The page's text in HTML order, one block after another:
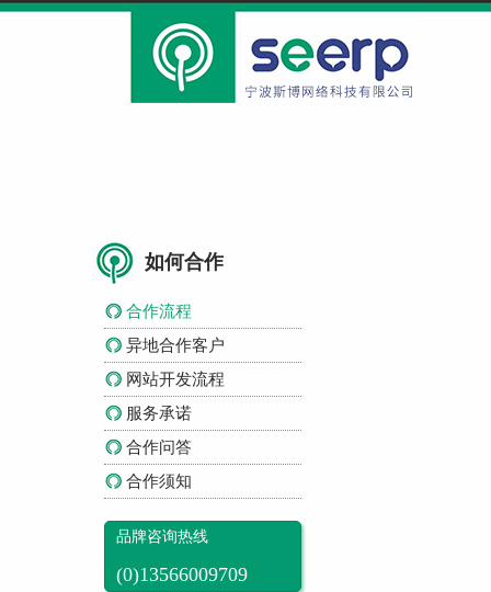
如何合作
合作流程
异地合作客户
网站开发流程
服务承诺
合作问答
合作须知
品牌咨询热线
(0)13566009709